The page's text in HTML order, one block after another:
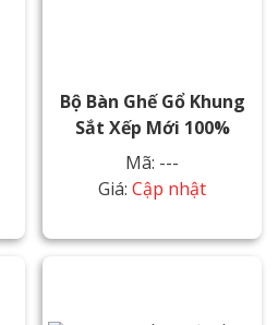
Bộ Bàn Ghế Gổ Khung
Sắt Xếp Mới 100%
Mã: ---
Giá: Cập nhật